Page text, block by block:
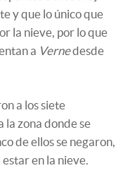
y que lo único que
la nieve, por lo que
a Vernedesde
a los siete
la zona donde se
de ellos se negaron,
en la nieve.